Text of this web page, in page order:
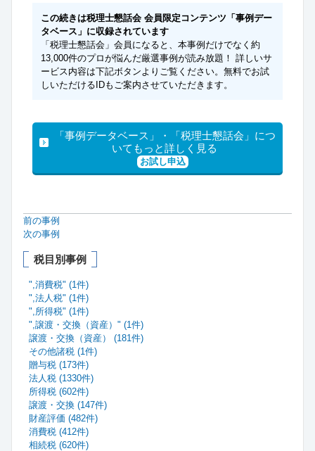
この続きは税理士懇話会 会員限定コンテンツ「事例デー
タベース」に収録されています
「税理士懇話会」会員になると、本事例だけでなく約
13,000件のプロが悩んだ厳選事例が読み放題！ 詳しいサ
ービス内容は下記ボタンよりご覧ください。無料でお試
しいただけるIDもご案内させていただきます。
「事例データベース」・「税理士懇話会」につ
いてもっと詳しく見る
お試し申込
前の事例
次の事例
税目別事例
",消費税" (1件)
",法人税" (1件)
",所得税" (1件)
",譲渡・交換（資産）" (1件)
譲渡・交換（資産） (181件)
その他諸税 (1件)
贈与税 (173件)
法人税 (1330件)
所得税 (602件)
譲渡・交換 (147件)
財産評価 (482件)
消費税 (412件)
相続税 (620件)